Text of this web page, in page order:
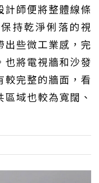
計師便將整體線條
持乾淨俐落的視
出些微工業感，完
也將電視牆和沙發
較完整的牆面，看
域也較為寬闊、